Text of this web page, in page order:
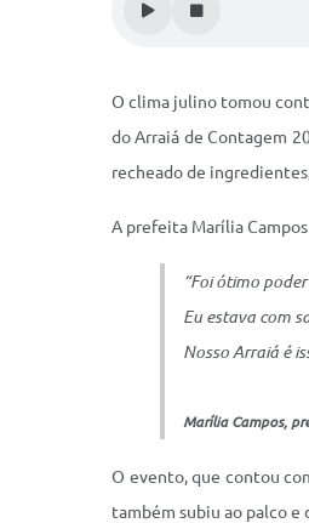
O clima julino tomou
do Arraiá de Contagem
recheado de
A prefeita Marília
“Foi ótimo
Eu estava com
Nosso Arraiá é
Marília Campos,
O evento, que contou
também subiu ao palco e